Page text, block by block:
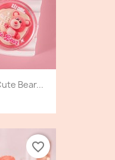
Bear...
favorite_border